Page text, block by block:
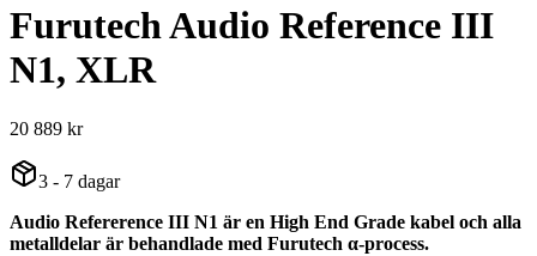
Furutech Audio Reference III
N1, XLR
20 889 kr
3 - 7 dagar
Audio Refererence III N1 är en High End Grade kabel och alla
metalldelar är behandlade med Furutech α-process.